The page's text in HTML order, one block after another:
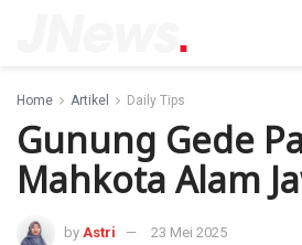
Home Artikel Daily Tips
Gunung Gede
Mahkota Alam
by Astri 23 Mei 2025